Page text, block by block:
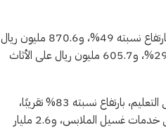
كما جرى إنفاق 376 مليون ريال على الفنادق، بارتفاع نسبته 21%، و2.6 مليار ريال على الأطعمة والمشروبات، بارتفاع نسبته 49%، و870.6 مليون ريال
على الخدمات المهنية والتجارية، بارتفاع 37%، و220.1 مليون ريال على الأجهزة الإلكترونية والكهربائية، بارتفاع 29%، و605.7 مليون ريال على الأثاث
وأنفق المستهلكون أيضًا 242.1 مليون ريال على الاتصالات، بارتفاع بلغت نسبته 61%، و189.4 مليون ريال على التعليم، بارتفاع نسبته 83% تقريبًا،
و58.9 مليون ريال على المنافع والخدمات العامة، و1.1 مليار ريال على محطات الوقود، و69.5 مليون ريال على خدمات غسيل الملابس، و2.6 مليار